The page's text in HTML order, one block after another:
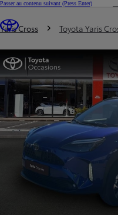
Passer au contenu suivant (Press Enter)
Trouvez un partenaire Toyota
Vous êtes ici
Yaris Cross Toyota Yaris